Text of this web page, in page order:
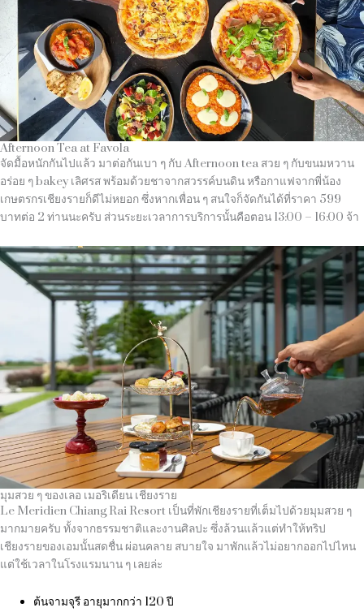
Afternoon Tea at Favola
จัดมื้อหนักกันไปแล้ว มาต่อกันเบา ๆ กับ Afternoon tea สวย ๆ กับขนมหวาน
อร่อย ๆ bakey เลิศรส พร้อมด้วยชาจากสวรรค์บนดิน หรือกาแฟจากพี่น้อง
เกษตรกรเชียงรายก็ดีไม่หยอก ซึ่งหากเพื่อน ๆ สนใจก็จัดกันได้ที่ราคา 599
บาทต่อ 2 ท่านนะครับ ส่วนระยะเวลาการบริการนั้นคือตอน 13:00 – 16:00 จ้า
มุมสวย ๆ ของเลอ เมอริเดียน เชียงราย
Le Meridien Chiang Rai Resort เป็นที่พักเชียงรายที่เต็มไปด้วยมุมสวย ๆ
มากมายครับ ทั้งจากธรรมชาติและงานศิลปะ ซึ่งล้วนแล้วแต่ทำให้ทริป
เชียงรายของเอมนั้นสดชื่น ผ่อนคลาย สบายใจ มาพักแล้วไม่อยากออกไปไหน
แต่ใช้เวลาในโรงแรมนาน ๆ เลยล่ะ
ต้นจามจุรี อายุมากกว่า 120 ปี